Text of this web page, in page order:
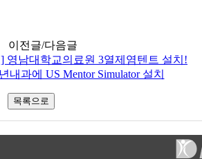
이전글/다음글
영남대학교의료원 3열제염텐트 설치!
내과에 US Mentor Simulator 설치